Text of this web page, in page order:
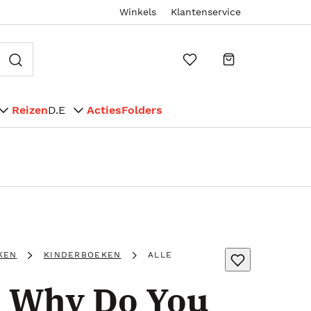
Winkels Klantenservice
ReizenD.E ActiesFolders
KINDERBOEKEN ALLE
Do You